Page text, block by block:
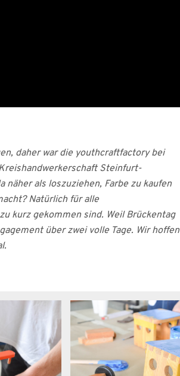
daher war die youthcraftfactory bei
Steinfurt-
näher als loszuziehen, Farbe zu kaufen
Natürlich für alle
kurz gekommen sind. Weil Brückentag
über zwei volle Tage. Wir hoffen